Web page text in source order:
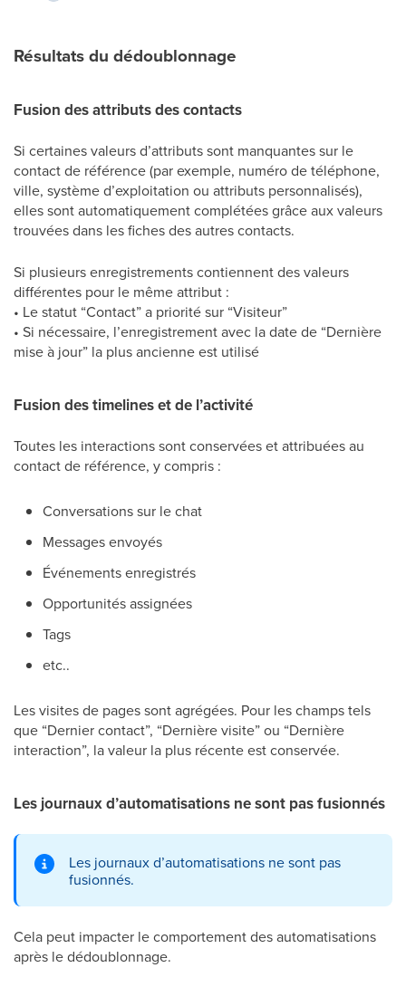
Résultats du dédoublonnage
Fusion des attributs des contacts
Si certaines valeurs d’attributs sont manquantes sur le
contact de référence (par exemple, numéro de téléphone,
ville, système d’exploitation ou attributs personnalisés),
elles sont automatiquement complétées grâce aux valeurs
trouvées dans les fiches des autres contacts.
Si plusieurs enregistrements contiennent des valeurs
différentes pour le même attribut :
• Le statut “Contact” a priorité sur “Visiteur”
• Si nécessaire, l’enregistrement avec la date de “Dernière
mise à jour” la plus ancienne est utilisé
Fusion des timelines et de l’activité
Toutes les interactions sont conservées et attribuées au
contact de référence, y compris :
Conversations sur le chat
Messages envoyés
Événements enregistrés
Opportunités assignées
Tags
etc..
Les visites de pages sont agrégées. Pour les champs tels
que “Dernier contact”, “Dernière visite” ou “Dernière
interaction”, la valeur la plus récente est conservée.
Les journaux d’automatisations ne sont pas fusionnés
Les journaux d’automatisations ne sont pas
fusionnés.
Cela peut impacter le comportement des automatisations
après le dédoublonnage.